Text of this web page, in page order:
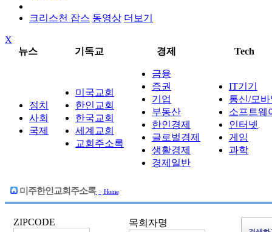
크리스천 잡스 동영상 더보기
X
뉴스
기독교 경제 Tech
정치
사회
국제
미국교회
한인교회
한국교회
세계교회
교회주소록
금융
증권
기업
부동산
한인경제
글로벌경제
생활경제
경제일반
IT기기
통신/모
소프트웨
인터넷
게임
과학
미주한인교회주소록 > Home
ZIPCODE 목회자명